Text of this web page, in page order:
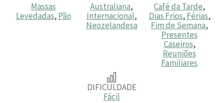
Massas
Levedadas, Pão
Australiana,
Internacional,
Neozelandesa
Café da Tarde,
Dias Frios, Férias,
Fim de Semana,
Presentes
Caseiros,
Reuniões
Familiares
DIFICULDADE
Fácil